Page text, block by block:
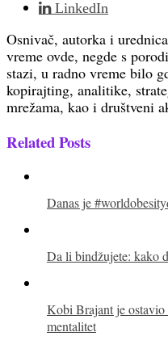
LinkedIn
Osnivač, autorka i
vreme ovde, negde s
stazi, u radno vreme bilo
kopirajting, analitike,
mrežama, kao i društveni
Related Posts
Danas je
Da li bindžujete: kako
Kobi Brajant je ostavio
mentalitet